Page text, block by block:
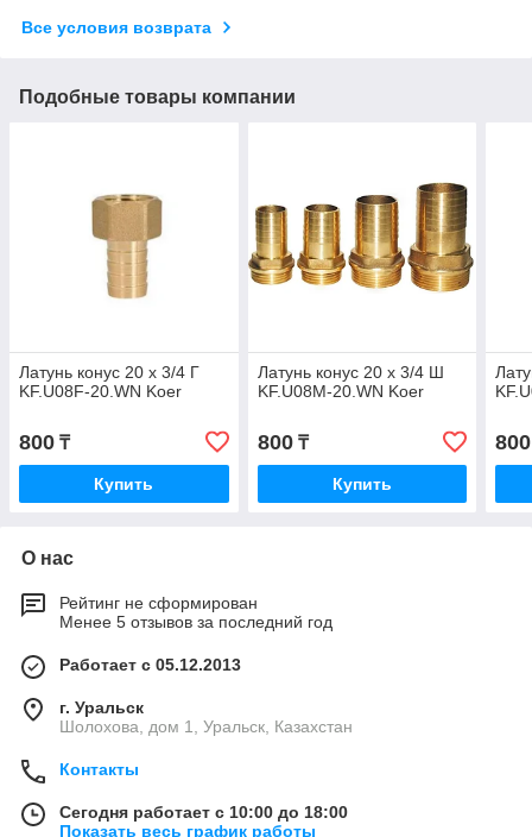
Все условия возврата
Подобные товары компании
Латунь конус 20 х 3/4 Г
KF.U08F-20.WN Koer
800 ₸
Купить
Латунь конус 20 х 3/4 Ш
KF.U08M-20.WN Koer
800₸
Купить
800
О нас
Рейтинг не сформирован
Менее 5 отзывов за последний год
Работает с 05.12.2013
г. Уральск
Шолохова, дом 1, Уральск, Казахстан
Контакты
Сегодня работает с 10:00 до 18:00
Показать весь график работы